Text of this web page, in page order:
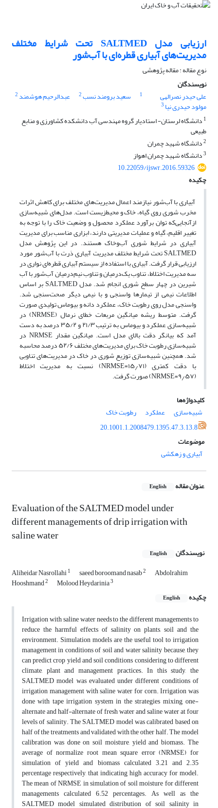
ارزیابی مدل SALTMED تحت شرایط مختلف
مدیریت‌های آبیاری قطره‌ای با آب‌شور
نوع مقاله : مقاله پژوهشی
نویسندگان
علی حیدر نصرالهی
1 سعید برومند نسب2 عبدالرحیم هوشمند 2
مولود حیدری نیا 3
1 دانشگاه لرستان- استادیار گروه مهندسی آب دانشکده کشاورزی و منابع
طبیعی
2دانشگاه شهید چمران
3دانشگاه شهید چمران اهواز
10.22059/ijswr.2016.59326
چکیده
آبیاری با آب‌شور نیازمند اعمال مدیریت‌های مختلف برای کاهش اثرات
مخرب شوری روی گیاه، خاک و محیط‌زیست است. مدل‌های شبیه‌سازی
ازآنجایی‌که توان برآورد عملکرد محصول و وضعیت خاک را با توجه به
تغییر اقلیم، گیاه و عملیات مدیریتی دارند، ابزاری مناسب برای مدیریت
آبیاری در شرایط شوری آب‌وخاک هستند. در این پژوهش مدل
SALTMED تحت شرایط مختلف مدیریت آبیاری ذرت با آب‌شور مورد
ارزیابی قرار گرفت. آبیاری با استفاده از سیستم آبیاری قطره‌ای نواری در
سه مدیریت اختلاط، تناوب یک‌درمیان و تناوب نیم‌درمیان آب‌شور با آب
شیرین در چهار سطح شوری انجام شد. مدل SALTMED بر اساس
اطلاعات نیمی از تیمارها واسنجی و با نیمی دیگر صحت‌سنجی شد.
واسنجی مدل روی رطوبت خاک، عملکرد دانه و بیوماس تولیدی صورت
گرفت. متوسط ریشه میانگین مربعات خطای نرمال (NRMSE) در
شبیه‌سازی عملکرد و بیوماس به ترتیب ۲۱/۳ و ۳۵/۲ درصد به دست
آمد که بیانگر دقت بالای مدل است. میانگین مقدار NRMSE در
شبیه‌سازی رطوبت خاک برای مدیریت‌های مختلف ۵۲/۶ درصد محاسبه
شد. همچنین شبیه‌سازی توزیع شوری در خاک در مدیریت‌های تناوبی
با دقت کمتری (NRMSE=۱۵٫۷۱) نسبت به مدیریت اختلاط
(NRMSE=۹٫۵۷) صورت گرفت.
کلیدواژه‌ها
شبیه‌سازی
عملکرد
رطوبت خاک
20.1001.1.2008479.1395.47.3.13.8
موضوعات
آبیاری و زهکشی
عنوان مقاله English
Evaluation of the SALTMED model under
different managements of drip irrigation with
saline water
نویسندگان English
Aliheidar Nasrollahi1 saeed boroomand nasab2 Abdolrahim
Hooshmand2 Molood Heydarinia3
چکیده English
Irrigation with saline water needs to the different managements to
reduce the harmful effects of salinity on plants, soil and the
environment. Simulation models are the useful tool to irrigation
management in conditions of soil and water salinity because, they
can predict crop yield and soil conditions considering to different
climate, plant and management practices. In this study, the
SALTMED model was evaluated under different conditions of
irrigation management with saline water for corn. Irrigation was
done with tape irrigation system in the strategies mixing, one-
alternate and half-alternate of fresh water and saline water at four
levels of salinity. The SALTMED model was calibrated based on
half of the treatments and validated with the other half. The model
calibration was done on soil moisture, yield and biomass. The
average of normalize root mean square error (NRMSE) for
simulation of yield and biomass calculated 3.21 and 2.35
percentage respectively, that indicating high accuracy for model.
The mean of NRMSE in simulation of soil moisture for different
managements calculated 6.52 percentages. As well as the
SALTMED model simulated distribution of soil salinity in